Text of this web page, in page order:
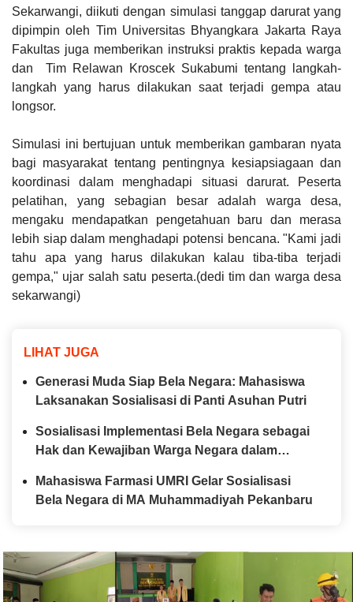
Sekarwangi, diikuti dengan simulasi tanggap darurat yang
dipimpin oleh Tim Universitas Bhyangkara Jakarta Raya
Fakultas juga memberikan instruksi praktis kepada warga
dan Tim Relawan Kroscek Sukabumi tentang langkah-
langkah yang harus dilakukan saat terjadi gempa atau
longsor.
Simulasi ini bertujuan untuk memberikan gambaran nyata
bagi masyarakat tentang pentingnya kesiapsiagaan dan
koordinasi dalam menghadapi situasi darurat. Peserta
pelatihan, yang sebagian besar adalah warga desa,
mengaku mendapatkan pengetahuan baru dan merasa
lebih siap dalam menghadapi potensi bencana. "Kami jadi
tahu apa yang harus dilakukan kalau tiba-tiba terjadi
gempa," ujar salah satu peserta.(dedi tim dan warga desa
sekarwangi)
LIHAT JUGA
Generasi Muda Siap Bela Negara: Mahasiswa
Laksanakan Sosialisasi di Panti Asuhan Putri
Sosialisasi Implementasi Bela Negara sebagai
Hak dan Kewajiban Warga Negara dalam
Mahasiswa Farmasi UMRI Gelar Sosialisasi
Bela Negara di MA Muhammadiyah Pekanbaru